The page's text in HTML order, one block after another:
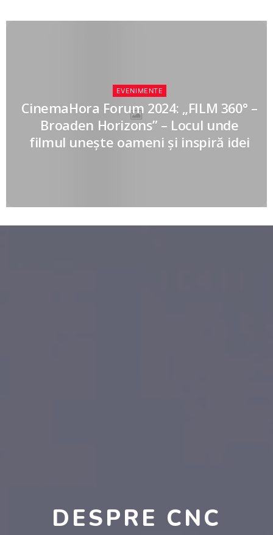
EVENIMENTE
CinemaHora Forum 2024: „FILM 360° –
Broaden Horizons” – Locul unde
filmul unește oameni și inspiră idei
DESPRE CNC